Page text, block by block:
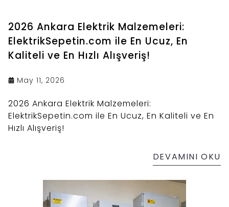
2026 Ankara Elektrik Malzemeleri:
ElektrikSepetin.com ile En Ucuz, En
Kaliteli ve En Hızlı Alışveriş!
May 11, 2026
2026 Ankara Elektrik Malzemeleri:
ElektrikSepetin.com ile En Ucuz, En Kaliteli ve En
Hızlı Alışveriş!
DEVAMINI OKU